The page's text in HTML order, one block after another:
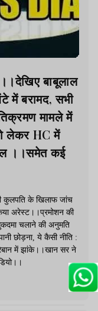
बाबूलाल
में बरामद, सभी
मामले में
लेकर HC में
।।समेत कई
कुलपति के खिलाफ जांच
अरेस्ट।।प्रमोशन की
चलाने की अनुमति
छोड़ना, ये कैसी नीति :
में झांके।।खान सर ने